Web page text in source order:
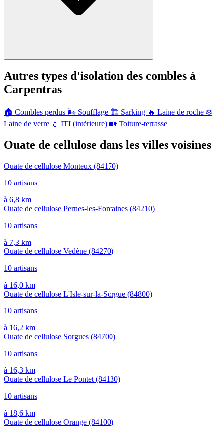
Autres types d'isolation des combles à
Carpentras
🏠 Combles perdus 🌬️ Soufflage 🏗️ Sarking 🔥 Laine de roche ❄️
Laine de verre 💧 ITI (intérieure) 🏡 Toiture-terrasse
Ouate de cellulose dans les villes voisines
Ouate de cellulose Monteux (84170)
10 artisans
à 6,8 km
Ouate de cellulose Pernes-les-Fontaines (84210)
10 artisans
à 7,3 km
Ouate de cellulose Vedène (84270)
10 artisans
à 16,0 km
Ouate de cellulose L'Isle-sur-la-Sorgue (84800)
10 artisans
à 16,2 km
Ouate de cellulose Sorgues (84700)
10 artisans
à 16,3 km
Ouate de cellulose Le Pontet (84130)
10 artisans
à 18,6 km
Ouate de cellulose Orange (84100)